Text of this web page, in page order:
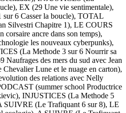
EX (29 Une vie sentimentale),
6 Casser la boucle), TOTAL
Silvestri Chapitre 1), LE COURS
ancre dans son temps),
les nouveaux cyberpunks),
(La Methode 3 sur 6 Nourrir sa
des mers du sud avec Jean
Lune et le nuage en carton),
des relations avec Nelly
(summer school Productrice
INJUSTICES (La Methode 5
SUIVRE (Le Trafiquant 6 sur 8), LE